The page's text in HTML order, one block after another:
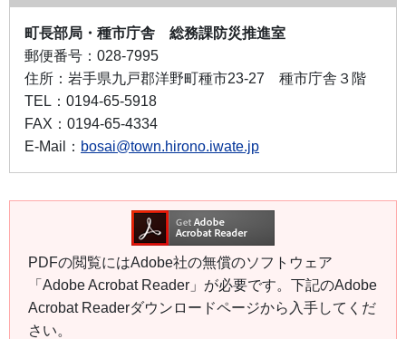
町長部局・種市庁舎 総務課防災推進室
郵便番号： 028-7995
住所： 岩手県九戸郡洋野町種市23-27 種市庁舎３階
TEL： 0194-65-5918
FAX： 0194-65-4334
E-Mail： bosai@town.hirono.iwate.jp
PDFの閲覧にはAdobe社の無償のソフトウェア
「Adobe Acrobat Reader」が必要です。下記のAdobe
Acrobat Readerダウンロードページから入手してくだ
さい。